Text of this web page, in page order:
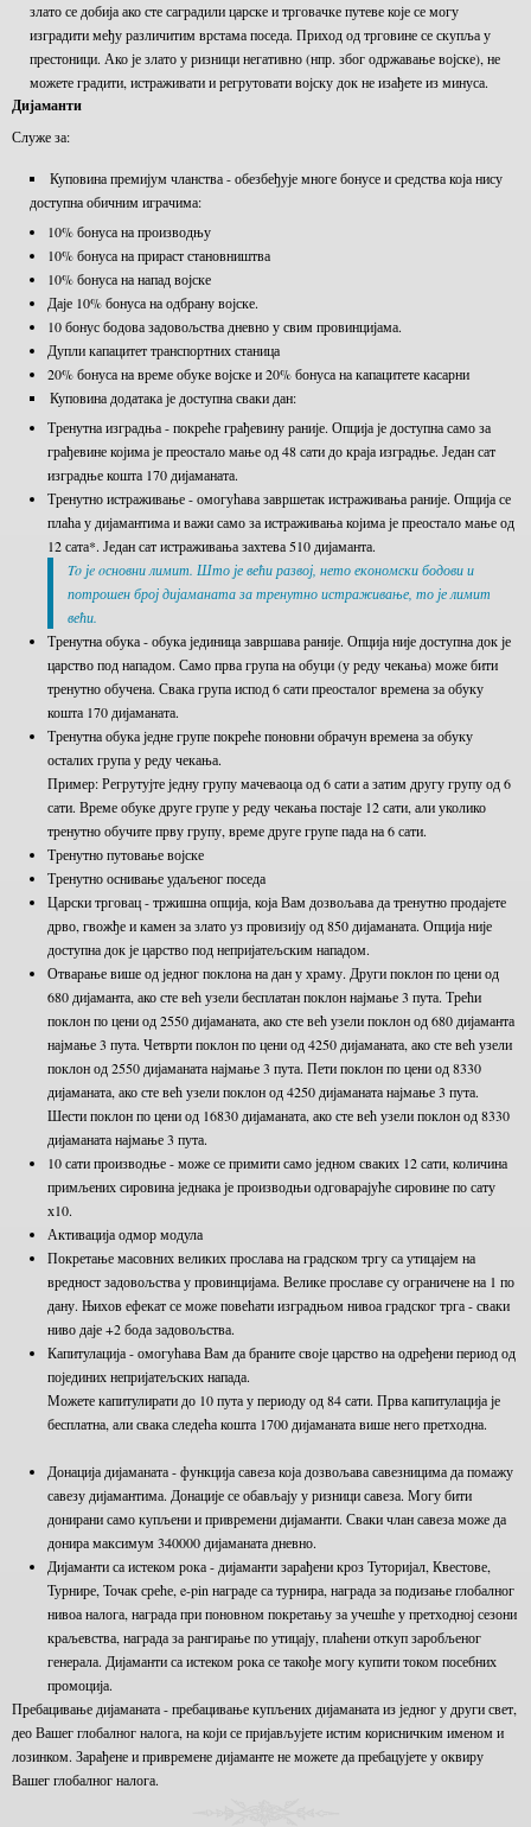
злато се добија ако сте саградили царске и трговачке путеве које се могу
изградити међу различитим врстама поседа. Приход од трговине се скупља у
престоници. Ако је злато у ризници негативно (нпр. због одржавање војске), не
можете градити, истраживати и регрутовати војску док не изађете из минуса.
Дијаманти
Служе за:
Куповина премијум чланства - обезбеђује многе бонусе и средства која нису
доступна обичним играчима:
10% бонуса на производњу
10% бонуса на прираст становништва
10% бонуса на напад војске
Даје 10% бонуса на одбрану војске.
10 бонус бодова задовољства дневно у свим провинцијама.
Дупли капацитет транспортних станица
20% бонуса на време обуке војске и 20% бонуса на капацитете касарни
Куповина додатака је доступна сваки дан:
Тренутна изградња - покреће грађевину раније. Опција је доступна само за
грађевине којима је преостало мање од 48 сати до краја изградње. Један сат
изградње кошта 170 дијаманата.
Тренутно истраживање - омогућава завршетак истраживања раније. Опција се
плаћа у дијамантима и важи само за истраживања којима је преостало мање од
12 сата*. Један сат истраживања захтева 510 дијаманта.
To јe oсновни лимит. Што је већи развој, нето економски бодови и
потрошен број дијаманата за тренутно истраживање, то је лимит
већи.
Тренутна обука - обука јединица завршава раније. Опција није доступна док је
царство под нападом. Само прва група на обуци (у реду чекања) може бити
тренутно обучена. Свака група испод 6 сати преосталог времена за обуку
кошта 170 дијаманата.
Тренутна обука једне групе покреће поновни обрачун времена за обуку
осталих група у реду чекања.
Пример: Регрутујте једну групу мачеваоца од 6 сати а затим другу групу од 6
сати. Време обуке друге групе у реду чекања постаје 12 сати, али уколико
тренутно обучите прву групу, време друге групе пада на 6 сати.
Тренутно путовање војске
Тренутно оснивање удаљеног поседа
Царски трговац - тржишна опција, која Вам дозвољава да тренутно продајете
дрво, гвожђе и камен за злато уз провизију од 850 дијаманата. Опција није
доступна док је царство под непријатељским нападом.
Отварање више од једног поклона на дан у храму. Други поклон по цени од
680 дијаманта, ако сте већ узели бесплатан поклон најмање 3 пута. Трећи
поклон по цени од 2550 дијаманата, ако сте већ узели поклон од 680 дијаманта
најмање 3 пута. Четврти поклон по цени од 4250 дијаманата, ако сте већ узели
поклон од 2550 дијаманата најмање 3 пута. Пети поклон по цени од 8330
дијаманата, ако сте већ узели поклон од 4250 дијаманата најмање 3 пута.
Шести поклон по цени од 16830 дијаманата, ако сте већ узели поклон од 8330
дијаманата најмање 3 пута.
10 сати производње - може се примити само једном сваких 12 сати, количина
примљених сировина једнака је производњи одговарајуће сировине по сату
х10.
Активација одмор модула
Покретање масовних великих прослава на градском тргу са утицајем на
вредност задовољства у провинцијама. Велике прославе су ограничене на 1 по
дану. Њихов ефекат се може повећати изградњом нивоа градског трга - сваки
ниво даје +2 бода задовољства.
Капитулација - омогућава Вам да браните своје царство на одређени период од
појединих непријатељских напада.
Можете капитулирати до 10 пута у периоду од 84 сати. Прва капитулација је
бесплатна, али свака следећа кошта 1700 дијаманата више него претходна.
Донација дијаманата - функција савеза која дозвољава савезницима да помажу
савезу дијамантима. Донације се обављају у ризници савеза. Могу бити
донирани само купљени и привремени дијаманти. Сваки члан савеза може да
донира максимум 340000 дијаманата дневно.
Дијаманти са истеком рока - дијаманти зарађени кроз Туторијал, Квестове,
Турнире, Точак среће, e-pin награде са турнира, награда за подизање глобалног
нивоа налога, награда при поновном покретању за учешће у претходној сезони
краљевства, награда за рангирање по утицају, плаћени откуп заробљеног
генерала. Дијаманти са истеком рока се такође могу купити током посебних
промоција.
Пребацивање дијаманата - пребацивање купљених дијаманата из једног у други свет,
део Вашег глобалног налога, на који се пријављујете истим корисничким именом и
лозинком. Зарађене и привремене дијаманте не можете да пребацујете у оквиру
Вашег глобалног налога.